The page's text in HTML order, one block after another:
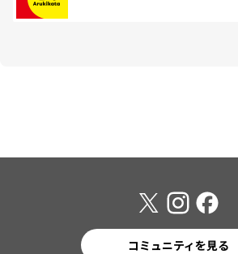
コミュニティを見る